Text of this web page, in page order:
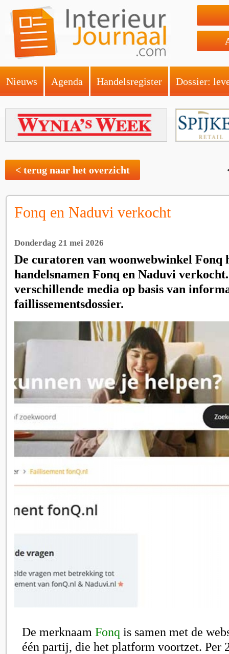
Nieuws Agenda Handelsregister Dossier:
< terug naar het overzicht
Fonq en Naduvi verkocht
Donderdag 21 mei 2026
De curatoren van woonwebwinkel Fonq
handelsnamen Fonq en Naduvi
verschillende media op basis van
faillissementsdossier.
De merknaam Fonq is samen met de
één partij, die het platform voortzet. Per